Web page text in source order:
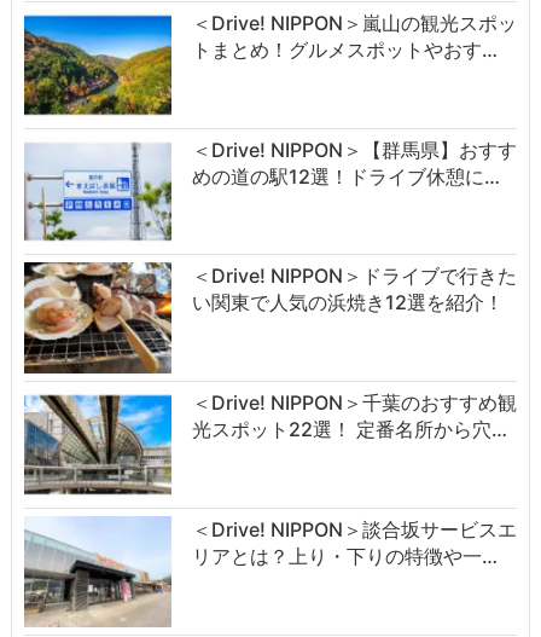
＜Drive! NIPPON＞嵐山の観光スポッ
トまとめ！グルメスポットやおす…
＜Drive! NIPPON＞【群馬県】おすす
めの道の駅12選！ドライブ休憩に…
＜Drive! NIPPON＞ドライブで行きた
い関東で人気の浜焼き12選を紹介！
＜Drive! NIPPON＞千葉のおすすめ観
光スポット22選！ 定番名所から穴…
＜Drive! NIPPON＞談合坂サービスエ
リアとは？上り・下りの特徴や一…